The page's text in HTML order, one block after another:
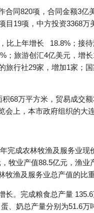
合同820项，合同金额3
19项，中方投资3368万
比上年增长 18.8%；接
；旅游创汇4亿美元，增
旅行社29家，增加1家；
68万平方米，贸易成交
上，本市政府组织的大
完成农林牧渔及服务业
牧业产值88.5亿元，渔
渔及服务业总产值的比
长。完成粮食总产量
、奶总产量分别为51.6万